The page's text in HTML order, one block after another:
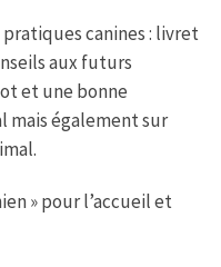
pratiques canines : livret
aux futurs
et une bonne
mais également sur
» pour l’accueil et